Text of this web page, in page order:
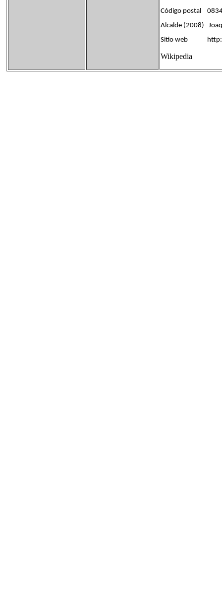
Código postal
Alcalde (2008)
Sitio web http://
Wikipedia